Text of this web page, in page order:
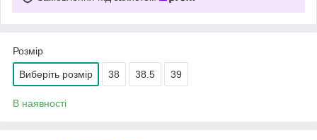
Розмір
Виберіть розмір 38 38.5 39
В наявності